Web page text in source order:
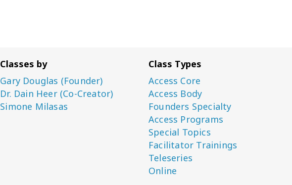
Classes by
Gary Douglas (Founder)
Dr. Dain Heer (Co-Creator)
Simone Milasas
Class Types
Access Core
Access Body
Founders Specialty
Access Programs
Special Topics
Facilitator Trainings
Teleseries
Online